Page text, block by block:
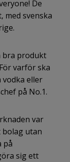
De
med svenska
bra produkt
varför ska
vodka eller
på No.1.
var
utan
på
sig ett